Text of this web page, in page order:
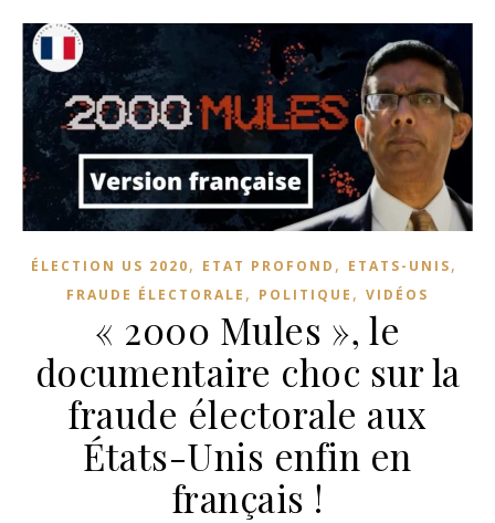
ÉLECTION US 2020, ETAT PROFOND , ETATS-UNIS,
FRAUDE ÉLECTORALE , POLITIQUE , VIDÉOS
« 2000 Mules », le
documentaire choc sur la
fraude électorale aux
États-Unis enfin en
français !